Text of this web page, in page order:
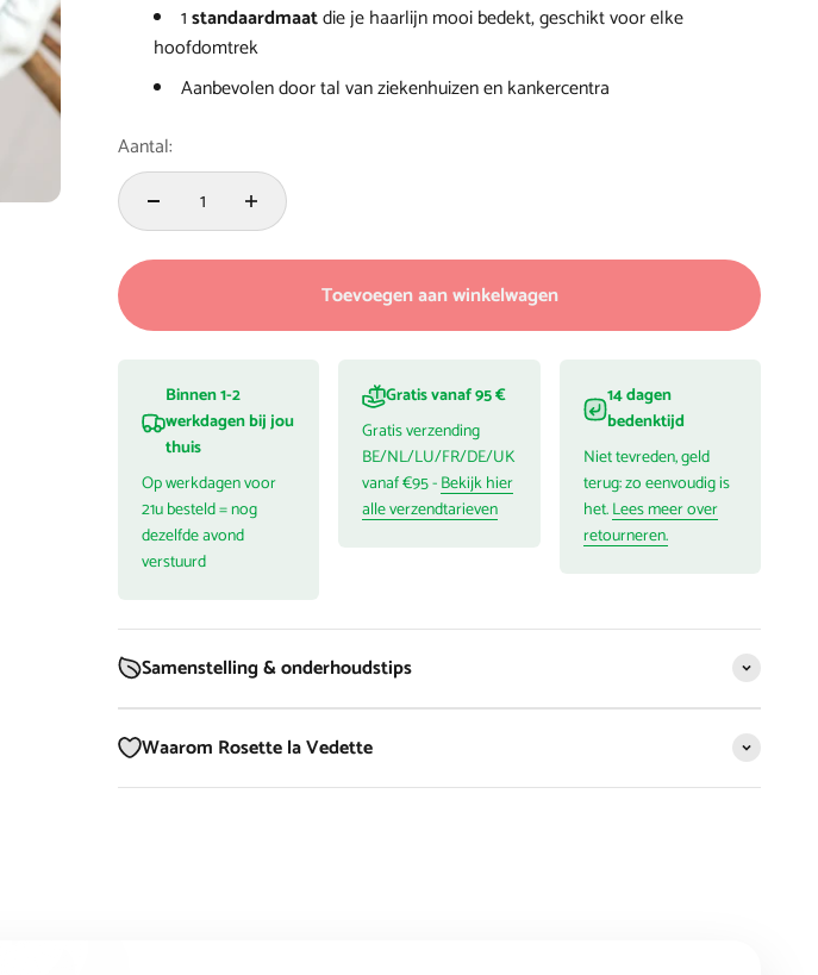
1standaardmaatdie je haarlijn mooi bedekt, geschikt voor elke
hoofdomtrek
Aanbevolen door tal van ziekenhuizen en kankercentra
Aantal:
Toevoegen aan winkelwagen
Binnen 1-2
werkdagen bij jou
thuis
Op werkdagen voor
21u besteld = nog
dezelfde avond
verstuurd
Gratis vanaf 95 €
Gratis verzending
BE/NL/LU/FR/DE/UK
vanaf €95 -Bekijk hier
alle verzendtarieven
14 dagen
bedenktijd
Niet tevreden, geld
terug: zo eenvoudig is
het.Lees meer over
retourneren.
Samenstelling & onderhoudstips
Waarom Rosette la Vedette